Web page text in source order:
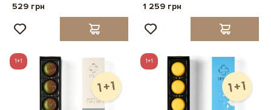
529 грн
1 259 грн
1+1 1+1